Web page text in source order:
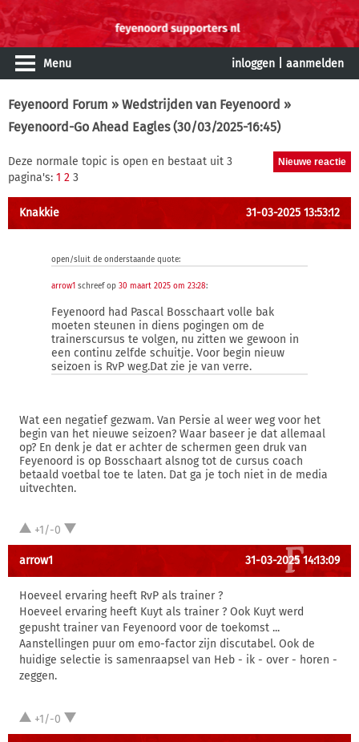
Menu inloggen aanmelden
Feyenoord Forum » Wedstrijden van Feyenoord »
Feyenoord-Go Ahead Eagles (30/03/2025-16:45)
Deze normale topic is open en bestaat uit 3
pagina's: 1 2 3
Knakkie 31-03-2025 13:53:12
open/sluit de onderstaande quote:
arrow1 schreef op 30 maart 2025 om 23:28:
Feyenoord had Pascal Bosschaart volle bak
moeten steunen in diens pogingen om de
trainerscursus te volgen, nu zitten we gewoon in
een continu zelfde schuitje. Voor begin nieuw
seizoen is RvP weg.Dat zie je van verre.
Wat een negatief gezwam. Van Persie al weer weg voor het
begin van het nieuwe seizoen? Waar baseer je dat allemaal
op? En denk je dat er achter de schermen geen druk van
Feyenoord is op Bosschaart alsnog tot de cursus coach
betaald voetbal toe te laten. Dat ga je toch niet in de media
uitvechten.
+1/-0
arrow1 31-03-2025 14:13:09
Hoeveel ervaring heeft RvP als trainer ?
Hoeveel ervaring heeft Kuyt als trainer ? Ook Kuyt werd
gepusht trainer van Feyenoord voor de toekomst ...
Aanstellingen puur om emo-factor zijn discutabel. Ook de
huidige selectie is samenraapsel van Heb - ik - over - horen -
zeggen.
+1/-0